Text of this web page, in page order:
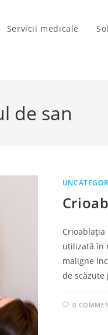
Servicii medicale
de san
utilizată în
maligne
de
0